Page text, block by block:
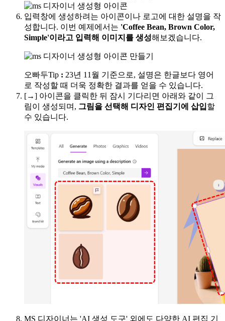
입력창에 생성하려는 아이콘이나 로고에 대한 설명을 작
성합니다. 이번 예제에서는 'Coffee Bean, Brown Color,
Simple'이라고 입력해 이미지를 생성해보겠습니다.
오빠두Tip : 23년 11월 기준으로, 설명은 한글보다 영어
로 작성할 때 더욱 정확한 결과를 얻을 수 있습니다.
[→] 아이콘을 클릭한 뒤 잠시 기다리면 아래와 같이 그
림이 생성되며, 그림을 선택해 디자인 편집기에 삽입할
수 있습니다.
MS 디자이너는 'AI 생성 도구' 외에도 다양한 AI 편집 기